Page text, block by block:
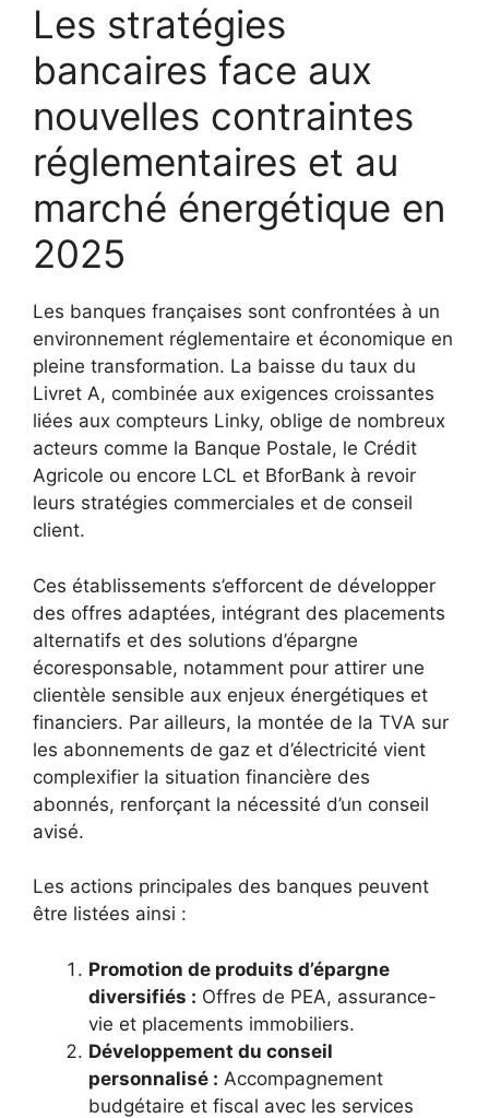
Les stratégies
bancaires face aux
nouvelles contraintes
réglementaires et au
marché énergétique en
2025
Les banques françaises sont confrontées à un
environnement réglementaire et économique en
pleine transformation. La baisse du taux du
Livret A, combinée aux exigences croissantes
liées aux compteurs Linky, oblige de nombreux
acteurs comme la Banque Postale, le Crédit
Agricole ou encore LCL et BforBank à revoir
leurs stratégies commerciales et de conseil
client.
Ces établissements s’efforcent de développer
des offres adaptées, intégrant des placements
alternatifs et des solutions d’épargne
écoresponsable, notamment pour attirer une
clientèle sensible aux enjeux énergétiques et
financiers. Par ailleurs, la montée de la TVA sur
les abonnements de gaz et d’électricité vient
complexifier la situation financière des
abonnés, renforçant la nécessité d’un conseil
avisé.
Les actions principales des banques peuvent
être listées ainsi :
Promotion de produits d’épargne
diversifiés : Offres de PEA, assurance-
vie et placements immobiliers.
Développement du conseil
personnalisé : Accompagnement
budgétaire et fiscal avec les services